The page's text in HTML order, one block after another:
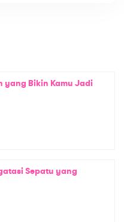
yang Bikin Kamu Jadi
Sepatu yang